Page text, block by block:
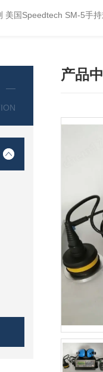
美国Speedtech SM-5手
产品